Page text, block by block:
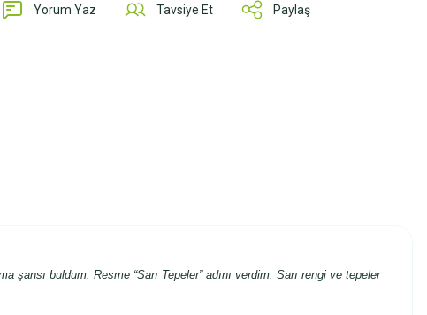
Yorum Yaz Tavsiye Et Paylaş
buldum. Resme “Sarı Tepeler” adını verdim. Sarı rengi ve tepeler